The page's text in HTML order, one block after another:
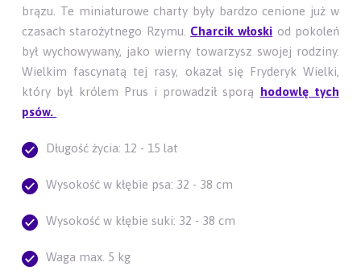
brązu. Te miniaturowe charty były bardzo cenione już w
czasach starożytnego Rzymu. Charcik włoski od pokoleń
był wychowywany, jako wierny towarzysz swojej rodziny.
Wielkim fascynatą tej rasy, okazał się Fryderyk Wielki,
który był królem Prus i prowadził sporą hodowlę tych
psów.
Długość życia: 12 - 15 lat
Wysokość w kłębie psa: 32 - 38 cm
Wysokość w kłębie suki: 32 - 38 cm
Waga max. 5 kg